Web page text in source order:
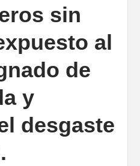
sin
al
de
y
desgaste